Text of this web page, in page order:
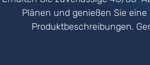
Plänen und genießen Sie
Produktbeschreibungen.